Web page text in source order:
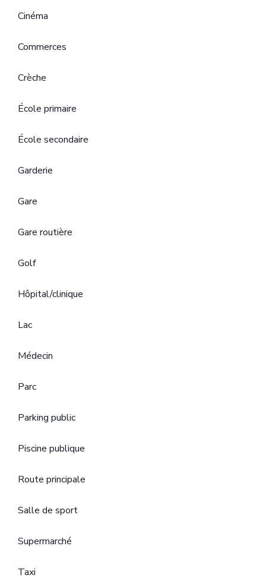
Cinéma
Commerces
Crèche
École primaire
École secondaire
Garderie
Gare
Gare routière
Golf
Hôpital/clinique
Lac
Médecin
Parc
Parking public
Piscine publique
Route principale
Salle de sport
Supermarché
Taxi